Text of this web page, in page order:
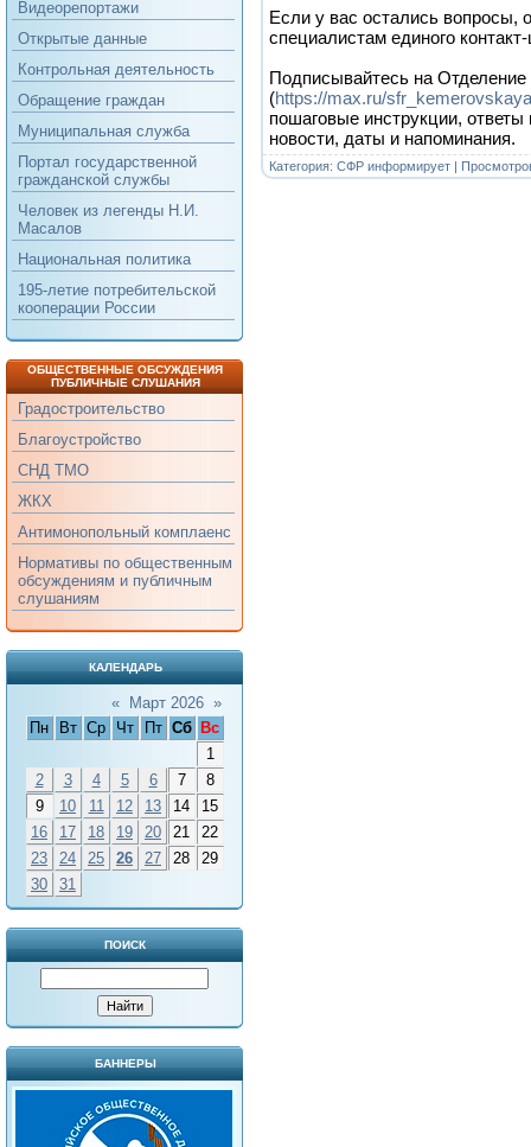
Видеорепортажи
Открытые данные
Контрольная деятельность
Обращение граждан
Муниципальная служба
Портал государственной
гражданской службы
Человек из легенды Н.И.
Масалов
Национальная политика
195-летие потребительской
кооперации России
ОБЩЕСТВЕННЫЕ ОБСУЖДЕНИЯ
ПУБЛИЧНЫЕ СЛУШАНИЯ
Градостроительство
Благоустройство
СНД ТМО
ЖКХ
Антимонопольный комплаенс
Нормативы по общественным
обсуждениям и публичным
слушаниям
КАЛЕНДАРЬ
« Март 2026 »
Пн
Вт Ср Чт Пт Сб
Вс
1
2
3 4 5 6 7
8
9
10 11 12 13 14
15
16
17 18 19 20 21
22
23
24 25 26 27 28
29
30
31
ПОИСК
БАННЕРЫ
Если у вас остались вопросы,
специалистам единого
Подписывайтесь на
(https://max.ru/
пошаговые инструкции,
новости, даты и напоминания.
Категория: СФР информирует |